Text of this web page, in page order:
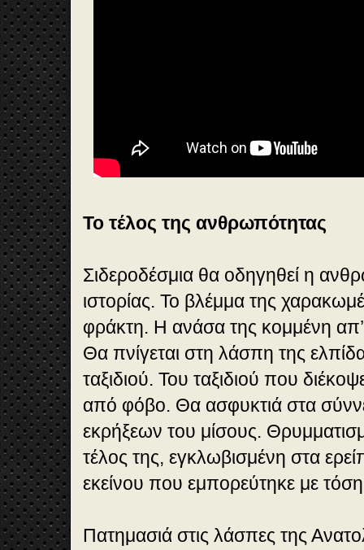
Το τέλος της ανθρωπότητας
Σιδεροδέσμια θα οδηγηθεί η
ιστορίας. Το βλέμμα της
φράκτη. Η ανάσα της κομμένη
Θα πνίγεται στη λάσπη της
ταξιδιού. Του ταξιδιού που
από φόβο. Θα ασφυκτιά στα
εκρήξεων του μίσους.
τέλος της, εγκλωβισμένη στα
εκείνου που εμπορεύτηκε με
Πατημασιά στις λάσπες της